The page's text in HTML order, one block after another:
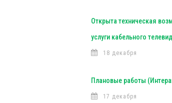
Открыта техническая
услуги кабельного
18 декабря
Плановые работы
17 декабря